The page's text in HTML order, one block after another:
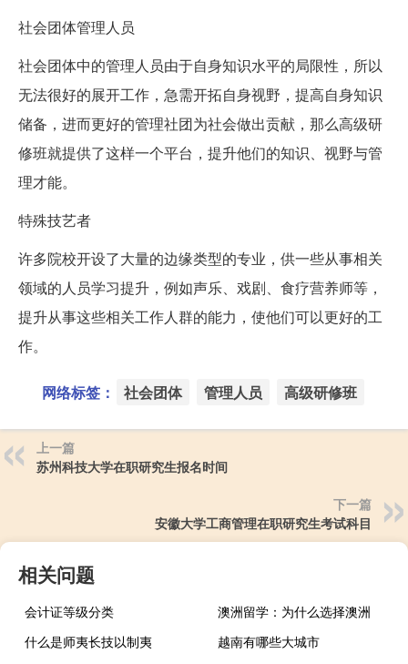
社会团体管理人员
社会团体中的管理人员由于自身知识水平的局限性，所以
无法很好的展开工作，急需开拓自身视野，提高自身知识
储备，进而更好的管理社团为社会做出贡献，那么高级研
修班就提供了这样一个平台，提升他们的知识、视野与管
理才能。
特殊技艺者
许多院校开设了大量的边缘类型的专业，供一些从事相关
领域的人员学习提升，例如声乐、戏剧、食疗营养师等，
提升从事这些相关工作人群的能力，使他们可以更好的工
作。
网络标签： 社会团体 管理人员 高级研修班
上一篇
苏州科技大学在职研究生报名时间
下一篇
安徽大学工商管理在职研究生考试科目
相关问题
会计证等级分类
澳洲留学：为什么选择澳洲
什么是师夷长技以制夷
越南有哪些大城市